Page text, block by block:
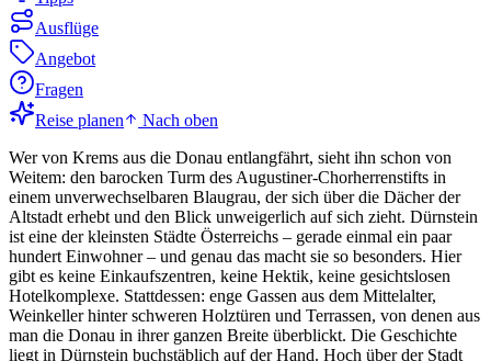
Ausflüge
Angebot
Fragen
Reise planen
Nach oben
Wer von Krems aus die Donau entlangfährt, sieht ihn schon von
Weitem: den barocken Turm des Augustiner-Chorherrenstifts in
einem unverwechselbaren Blaugrau, der sich über die Dächer der
Altstadt erhebt und den Blick unweigerlich auf sich zieht. Dürnstein
ist eine der kleinsten Städte Österreichs – gerade einmal ein paar
hundert Einwohner – und genau das macht sie so besonders. Hier
gibt es keine Einkaufszentren, keine Hektik, keine gesichtslosen
Hotelkomplexe. Stattdessen: enge Gassen aus dem Mittelalter,
Weinkeller hinter schweren Holztüren und Terrassen, von denen aus
man die Donau in ihrer ganzen Breite überblickt. Die Geschichte
liegt in Dürnstein buchstäblich auf der Hand. Hoch über der Stadt